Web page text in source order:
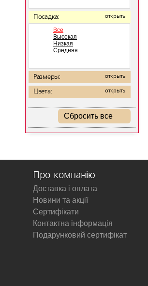
Посадка: открыть
Все
Высокая
Низкая
Средняя
Размеры: открыть
Цвета: открыть
Сбросить все
Про компанію
Доставка і оплата
Новини та акції
Сертифікати
Контактна інформація
Подарунковий сертифікат